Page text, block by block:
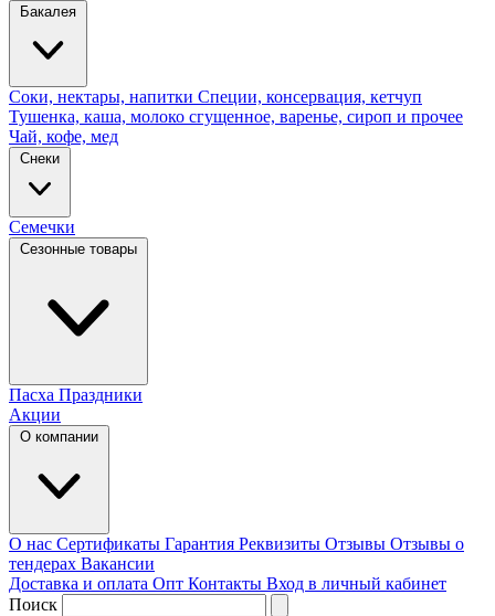
Бакалея
Соки, нектары, напитки Специи, консервация, кетчуп
Тушенка, каша, молоко сгущенное, варенье, сироп и прочее
Чай, кофе, мед
Снеки
Семечки
Сезонные товары
Пасха Праздники
Акции
О компании
О нас Сертификаты Гарантия Реквизиты Отзывы Отзывы о
тендерах Вакансии
Доставка и оплата Опт Контакты Вход в личный кабинет
Поиск